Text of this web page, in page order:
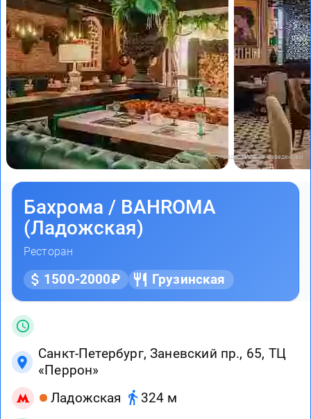
Фото предоставлены заведением
Бахрома / BAHROMA
(Ладожская)
Ресторан
1500-2000₽ Грузинская
Санкт-Петербург, Заневский пр., 65, ТЦ
«Перрон»
Ладожская
324 м